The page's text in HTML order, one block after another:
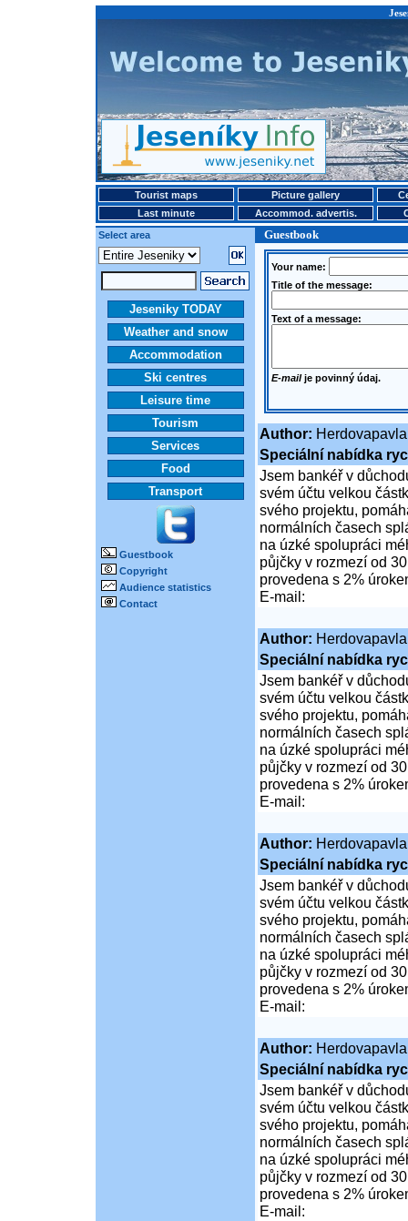
Tourist maps Picture gallery
Last minute
Accommod. advertis.
Select area
Guestbook
Jeseniky TODAY
Weather and snow
Accommodation
Ski centres
Leisure time
Tourism
Services
Food
Transport
Guestbook
Copyright
Audience statistics
Contact
Your name:
Title of the message:
Text of a message:
E-mailje povinný údaj.
Author: Herdovapavla
Speciální nabídka
Jsem bankéř v
svém účtu velkou
svého projektu,
normálních časech
na úzké spolupráci
půjčky v rozmezí od
provedena s 2%
E-mail:
Author: Herdovapavla
Speciální nabídka
Jsem bankéř v
svém účtu velkou
svého projektu,
normálních časech
na úzké spolupráci
půjčky v rozmezí od
provedena s 2%
E-mail:
Author: Herdovapavla
Speciální nabídka
Jsem bankéř v
svém účtu velkou
svého projektu,
normálních časech
na úzké spolupráci
půjčky v rozmezí od
provedena s 2%
E-mail:
Author: Herdovapavla
Speciální nabídka
Jsem bankéř v
svém účtu velkou
svého projektu,
normálních časech
na úzké spolupráci
půjčky v rozmezí od
provedena s 2%
E-mail: